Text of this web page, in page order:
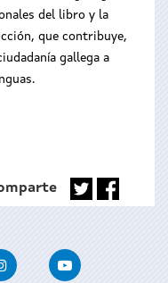
del libro y la
que contribuye,
gallega a
InstagramYoutube